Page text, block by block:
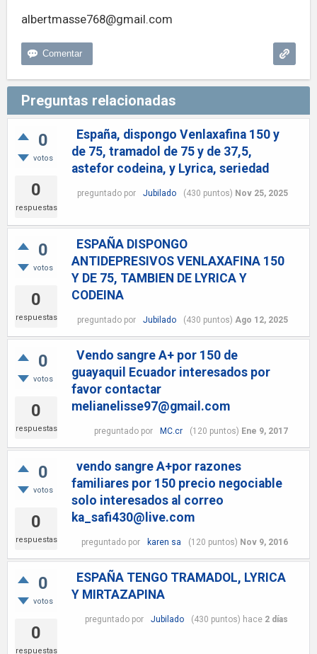
albertmasse768@gmail.com
Preguntas relacionadas
0
votos
0
respuestas
España, dispongo Venlaxafina 150 y
de 75, tramadol de 75 y de 37,5,
astefor codeina, y Lyrica, seriedad
preguntado por Jubilado (430 puntos) Nov 25, 2025
0
votos
0
respuestas
ESPAÑA DISPONGO
ANTIDEPRESIVOS VENLAXAFINA 150
Y DE 75, TAMBIEN DE LYRICA Y
CODEINA
preguntado por Jubilado (430 puntos) Ago 12, 2025
0
votos
0
respuestas
Vendo sangre A+ por 150 de
guayaquil Ecuador interesados por
favor contactar
melianelisse97@gmail.com
preguntado por MC.cr (120 puntos) Ene 9, 2017
0
votos
0
respuestas
vendo sangre A+por razones
familiares por 150 precio negociable
solo interesados al correo
ka_safi430@live.com
preguntado por karen sa (120 puntos) Nov 9, 2016
0
votos
0
respuestas
ESPAÑA TENGO TRAMADOL, LYRICA
Y MIRTAZAPINA
preguntado por Jubilado (430 puntos) hace 2 días